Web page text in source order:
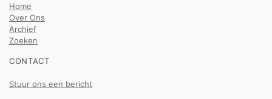
Home
Over Ons
Archief
Zoeken
CONTACT
Stuur ons een bericht